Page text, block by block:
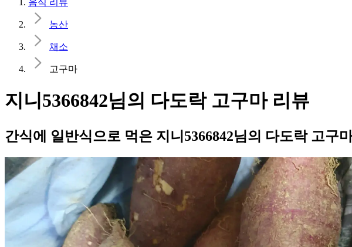
음식 리뷰
농산
채소
고구마
지니5366842님의 다도락 고구마 리뷰
간식에 일반식으로 먹은 지니5366842님의 다도락 고구